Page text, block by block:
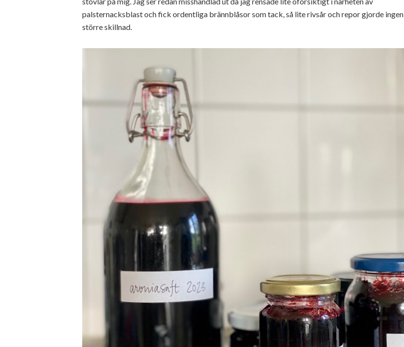
palsternacksblast och fick ordentliga brännblåsor som tack, så lite rivsår och repor gjorde ingen
större skillnad.